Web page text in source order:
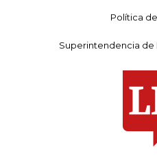
Política
Superintendencia de